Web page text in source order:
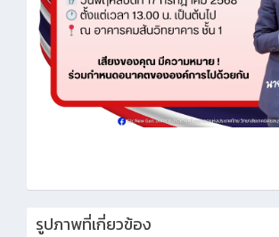
รูปภาพที่เกี่ยวข้อง